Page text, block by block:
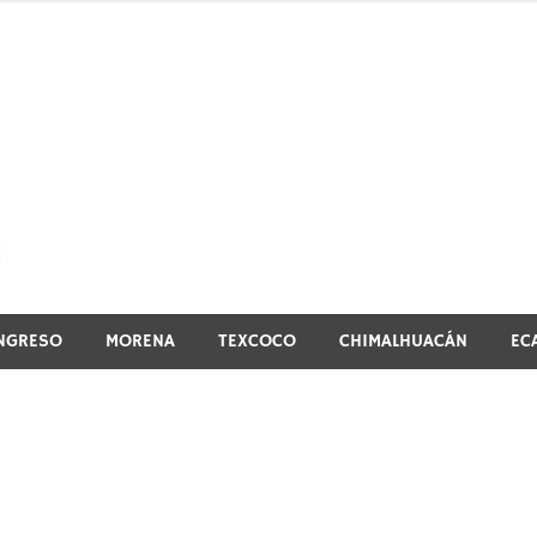
MORENA TEXCOCO CHIMALHUACÁN